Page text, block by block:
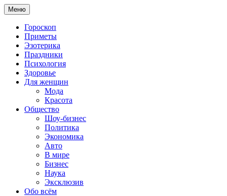
Меню
Гороскоп
Приметы
Эзотерика
Праздники
Психология
Здоровье
Для женщин
Мода
Красота
Общество
Шоу-бизнес
Политика
Экономика
Авто
В мире
Бизнес
Наука
Эксклюзив
Обо всём